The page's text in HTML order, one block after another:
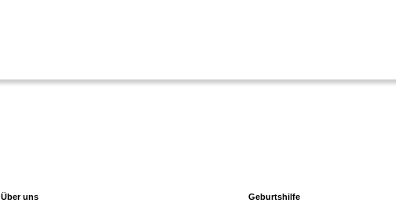
Über uns
Geburtshilfe